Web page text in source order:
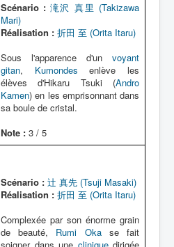
Scénario : 滝沢 真里 (Takizawa
Mari)
Réalisation : 折田 至 (Orita Itaru)
Sous l'apparence d'un voyant
gitan, Kumondes enlève les
élèves d'Hikaru Tsuki (Andro
Kamen) en les emprisonnant dans
sa boule de cristal.
Note : 3 / 5
Scénario : 辻 真先 (Tsuji Masaki)
Réalisation : 折田 至 (Orita Itaru)
Complexée par son énorme grain
de beauté, Rumi Okase fait